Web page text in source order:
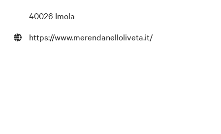
40026 Imola
https://www.merendanelloliveta.it/